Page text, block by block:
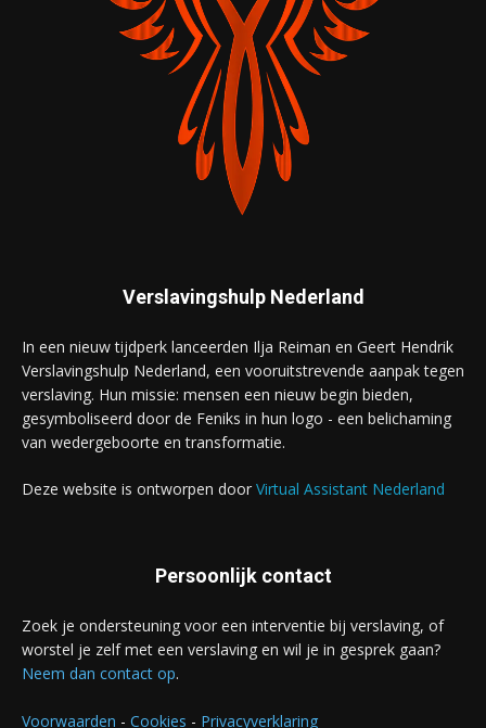
Verslavingshulp Nederland
In een nieuw tijdperk lanceerden Ilja Reiman en Geert Hendrik
Verslavingshulp Nederland, een vooruitstrevende aanpak tegen
verslaving. Hun missie: mensen een nieuw begin bieden,
gesymboliseerd door de Feniks in hun logo - een belichaming
van wedergeboorte en transformatie.
Deze website is ontworpen door Virtual Assistant Nederland
Persoonlijk contact
Zoek je ondersteuning voor een interventie bij verslaving, of
worstel je zelf met een verslaving en wil je in gesprek gaan?
Neem dan contact op.
Voorwaarden - Cookies - Privacyverklaring